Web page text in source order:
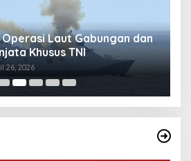
Laut Gabungan dan
Khusus TNI
26, 2026